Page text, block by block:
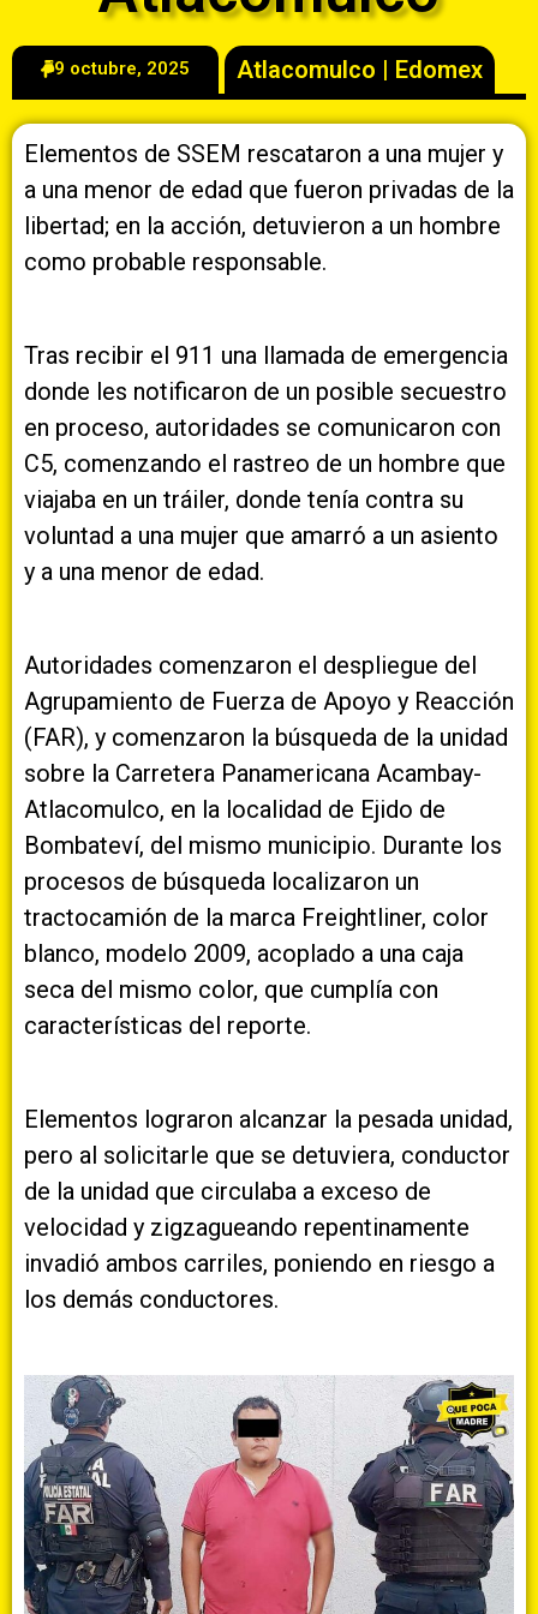
9 octubre, 2025 Atlacomulco | Edomex
Elementos de SSEM rescataron a una mujer y
a una menor de edad que fueron privadas de la
libertad; en la acción, detuvieron a un hombre
como probable responsable.
Tras recibir el 911 una llamada de emergencia
donde les notificaron de un posible secuestro
en proceso, autoridades se comunicaron con
C5, comenzando el rastreo de un hombre que
viajaba en un tráiler, donde tenía contra su
voluntad a una mujer que amarró a un asiento
y a una menor de edad.
Autoridades comenzaron el despliegue del
Agrupamiento de Fuerza de Apoyo y Reacción
(FAR), y comenzaron la búsqueda de la unidad
sobre la Carretera Panamericana Acambay-
Atlacomulco, en la localidad de Ejido de
Bombateví, del mismo municipio. Durante los
procesos de búsqueda localizaron un
tractocamión de la marca Freightliner, color
blanco, modelo 2009, acoplado a una caja
seca del mismo color, que cumplía con
características del reporte.
Elementos lograron alcanzar la pesada unidad,
pero al solicitarle que se detuviera, conductor
de la unidad que circulaba a exceso de
velocidad y zigzagueando repentinamente
invadió ambos carriles, poniendo en riesgo a
los demás conductores.